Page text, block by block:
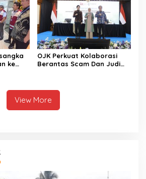
ke
OJK Perkuat Kolaborasi
Berantas Scam Dan Judi
View More